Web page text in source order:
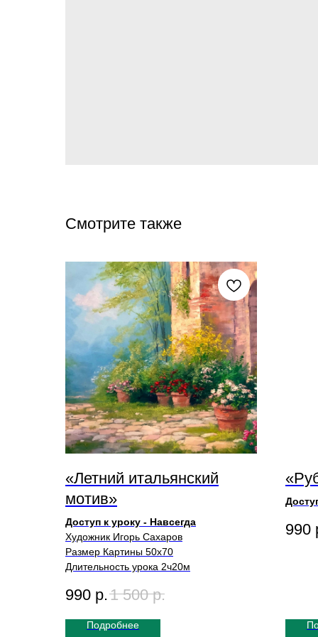
Смотрите также
«Летний итальянский
мотив»
Доступ к уроку - Навсегда
Художник Игорь Сахаров
Размер Картины 50х70
Длительность урока 2ч20м
990 р.1 500 р.
Подробнее
990